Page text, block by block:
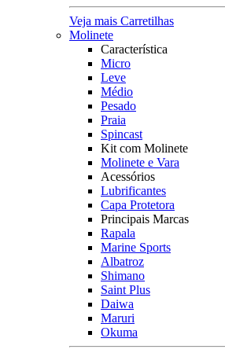
Veja mais Carretilhas
Molinete
Característica
Micro
Leve
Médio
Pesado
Praia
Spincast
Kit com Molinete
Molinete e Vara
Acessórios
Lubrificantes
Capa Protetora
Principais Marcas
Rapala
Marine Sports
Albatroz
Shimano
Saint Plus
Daiwa
Maruri
Okuma